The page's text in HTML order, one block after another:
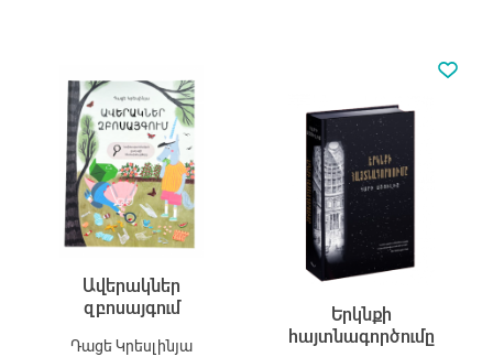
Ավերակներ
զբոսայգում
Դացե Կրեսլինյա
Երկնքի
հայտնագործումը